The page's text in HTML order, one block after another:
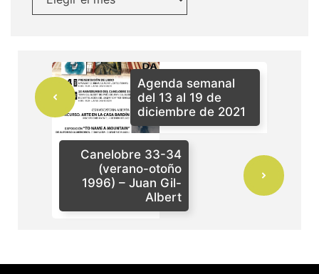
Agenda semanal
del 13 al 19 de
diciembre de 2021
Canelobre 33-34
(verano-otoño
1996) – Juan Gil-
Albert